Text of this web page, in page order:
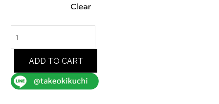
Clear
ECO
DENIM
STRETCH
BLAZER
(K8142999)
*ECS
ADD TO CART